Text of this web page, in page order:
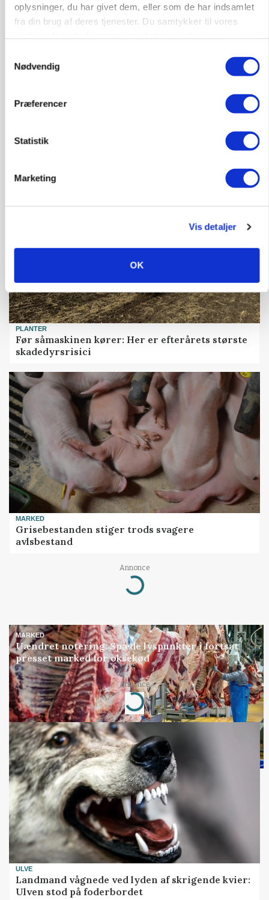
oplysninger, du har givet dem, eller som de har indsamlet
fra din brug af deres tjenester. Du samtykker til vores
Nødvendig
Præferencer
Statistik
Marketing
Vis detaljer
OK
PLANTER
Før såmaskinen kører: Her er efterårets største
skadedyrsrisici
MARKED
Grisebestanden stiger trods svagere
avlsbestand
Annonce
Loading...
MARKED
Uændret notering: Spæde lyspunkter i fortsat
presset marked for oksekød
Annonce
Loading...
ULVE
Landmand vågnede ved lyden af skrigende kvier:
Ulven stod på foderbordet